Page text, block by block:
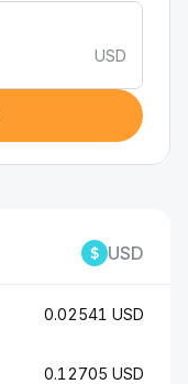
USD
USD
0.02541 USD
0.12705 USD